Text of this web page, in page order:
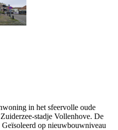
in het sfeervolle oude
stadje Vollenhove. De
op nieuwbouwniveau